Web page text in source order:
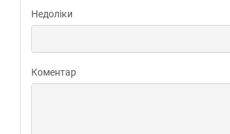
Недоліки
Коментар